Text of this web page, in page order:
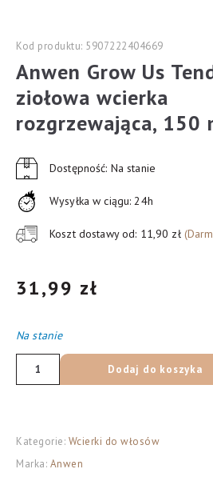
Kod produktu: 5907222404669
Anwen Grow Us
ziołowa wcierka
rozgrzewająca, 150
Dostępność: Na stanie
Wysyłka w ciągu: 24h
Koszt dostawy od: 11,90 zł
31,99 zł
Na stanie
ilość
Anwen
Tender
ziołowa
Dodaj do koszyka
Kategorie: Wcierki do włosów
Marka: Anwen